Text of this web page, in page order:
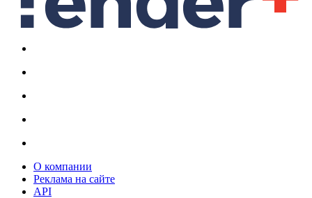
О компании
Реклама на сайте
API